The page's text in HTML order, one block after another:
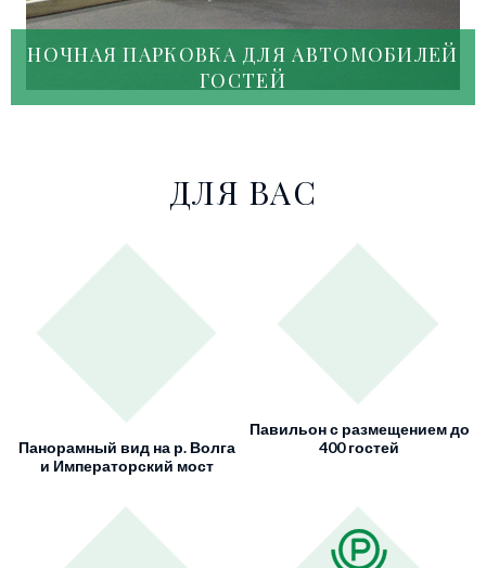
НОЧНАЯ ПАРКОВКА ДЛЯ АВТОМОБИЛЕЙ
ГОСТЕЙ
ДЛЯ ВАС
Панорамный вид на р. Волга
и Императорский мост
Павильон с размещением до
400 гостей